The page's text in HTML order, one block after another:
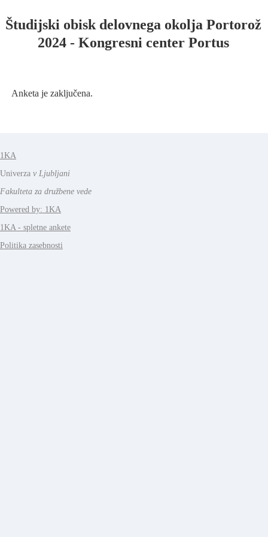
Študijski obisk delovnega okolja Portorož
2024 - Kongresni center Portus
Anketa je zaključena.
1KA
Univerza v Ljubljani
Fakulteta za družbene vede
Powered by: 1KA
1KA - spletne ankete
Politika zasebnosti